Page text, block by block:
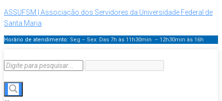
ASSUFSM | Associação dos Servidores da Universidade Federal de
Santa Maria
Horário de atendimento: Seg – Sex: Das 7h às 11h30min – 12h30min às 16h